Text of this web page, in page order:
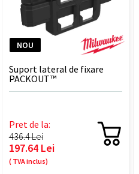
NOU
Suport lateral de fixare
PACKOUT™
Pret de la:
436.4 Lei
197.64 Lei
( TVA inclus)